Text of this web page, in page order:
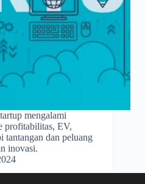
mengalami
profitabilitas, EV,
tantangan dan peluang
inovasi.